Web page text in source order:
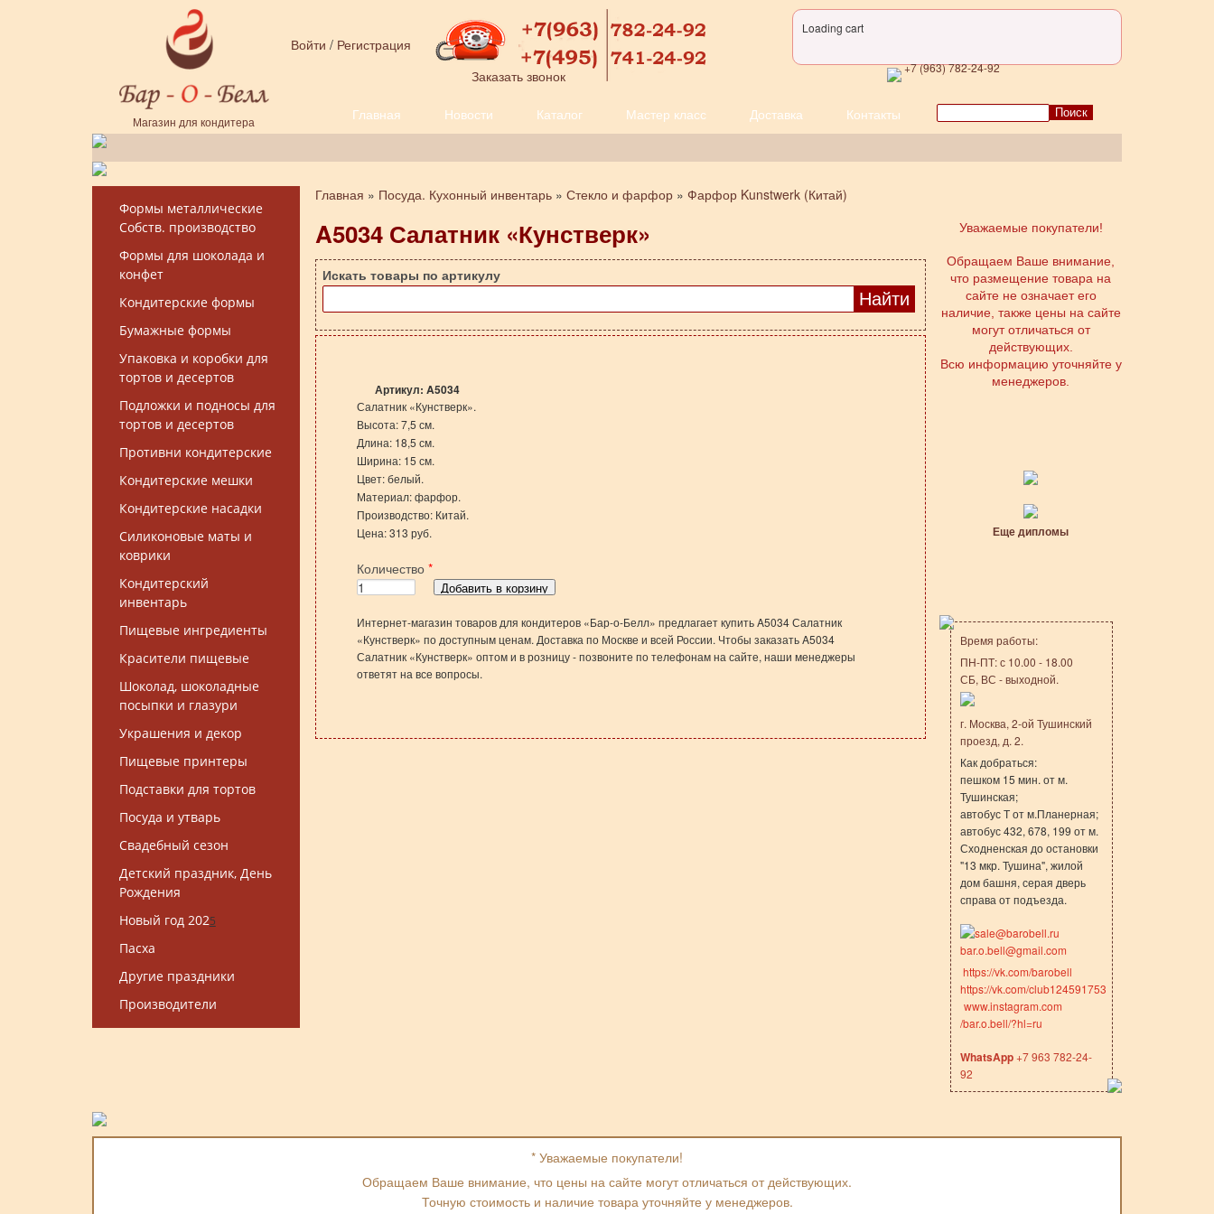
Перейти к основному содержанию
Магазин для кондитера
Войти / Регистрация
Заказать звонок
Loading cart
+7 (963) 782-24-92
Главная Новости Каталог Мастер класс Доставка Контакты
Форма поиска
Поиск
Формы металлические
Собств. производство
Формы для шоколада и
конфет
Кондитерские формы
Бумажные формы
Упаковка и коробки для
тортов и десертов
Подложки и подносы для
тортов и десертов
Противни кондитерские
Кондитерские мешки
Кондитерские насадки
Силиконовые маты и
коврики
Кондитерский
инвентарь
Пищевые ингредиенты
Красители пищевые
Шоколад, шоколадные
посыпки и глазури
Украшения и декор
Пищевые принтеры
Подставки для тортов
Посуда и утварь
Свадебный сезон
Детский праздник, День
Рождения
Новый год 2025
Пасха
Другие праздники
Производители
Вы здесь
Главная » Посуда. Кухонный инвентарь » Стекло и фарфор » Фарфор Kunstwerk (Китай)
A5034 Салатник «Кунстверк»
Искать товары по артикулу
Артикул: A5034
Салатник «Кунстверк».
Высота: 7,5 см.
Длина: 18,5 см.
Ширина: 15 см.
Цвет: белый.
Материал: фарфор.
Производство: Китай.
Цена: 313 руб.
Количество *
Интернет-магазин товаров для кондитеров «Бар-о-Белл» предлагает купить A5034 Салатник
«Кунстверк» по доступным ценам. Доставка по Москве и всей России. Чтобы заказать A5034
Салатник «Кунстверк» оптом и в розницу - позвоните по телефонам на сайте, наши менеджеры
ответят на все вопросы.
Уважаемые покупатели!
Обращаем Ваше внимание,
что размещение товара на
сайте не означает его
наличие, также цены на сайте
могут отличаться от
действующих.
Всю информацию уточняйте у
менеджеров.
Еще дипломы
Время работы:
ПН-ПТ: с 10.00 - 18.00
СБ, ВС - выходной.
г. Москва, 2-ой Тушинский
проезд, д. 2.
Как добраться:
пешком 15 мин. от м.
Тушинская;
автобус Т от м.Планерная;
автобус 432, 678, 199 от м.
Сходненская до остановки
"13 мкр. Тушина", жилой
дом башня, серая дверь
справа от подъезда.
sale@barobell.ru
bar.o.bell@gmail.com
https://vk.com/barobell
https://vk.com/club124591753
www.instagram.com
/bar.o.bell/?hl=ru
WhatsApp+7 963 782-24-
92
* Уважаемые покупатели!
Обращаем Ваше внимание, что цены на сайте могут отличаться от действующих.
Точную стоимость и наличие товара уточняйте у менеджеров.